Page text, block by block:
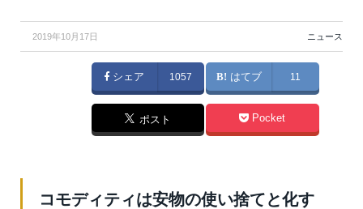
2019年10月17日 ニュース
シェア 1057 はてブ 11
ポスト Pocket
コモディティは安物の使い捨てと化す